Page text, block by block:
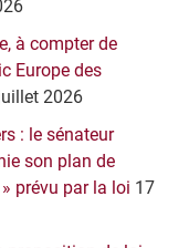
à compter de
Europe des
2026
: le sénateur
son plan de
prévu par la loi 17